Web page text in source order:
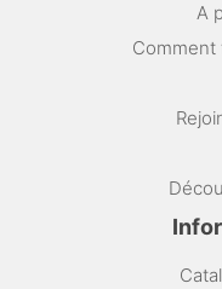
A
Comment